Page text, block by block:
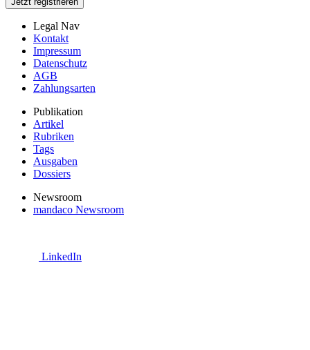
Legal Nav
Kontakt
Impressum
Datenschutz
AGB
Zahlungsarten
Publikation
Artikel
Rubriken
Tags
Ausgaben
Dossiers
Newsroom
mandaco Newsroom
LinkedIn